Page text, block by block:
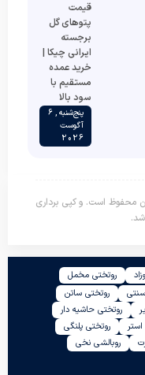
قیمت
پتوهای گل
برجسته
ایرانی چیکا |
خرید عمده
مستقیم با
سود بالا
پنج‌شنبه , 6
آگوست
2026
محفوظ است. و کپی برداری
روتختی مخمل
روتختی ساتن
روتختی حاشیه دار
روتختی پلنگی
روبالشی نخی